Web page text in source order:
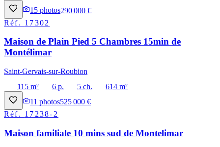
15 photos290 000 €
Réf. 17302
Maison de Plain Pied 5 Chambres 15min de
Montélimar
Saint-Gervais-sur-Roubion
115 m²
6 p. 5 ch.
614 m²
11 photos525 000 €
Réf. 17238-2
Maison familiale 10 mins sud de Montelimar